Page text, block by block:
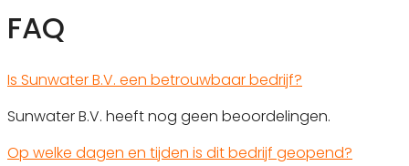
FAQ
Is Sunwater B.V. een betrouwbaar bedrijf?
Sunwater B.V. heeft nog geen beoordelingen.
Op welke dagen en tijden is dit bedrijf geopend?